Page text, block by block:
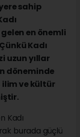
sahip
en önemli
Kadı
uzun yıllar
döneminde
ilim ve kültür
Kadı
burada güçlü